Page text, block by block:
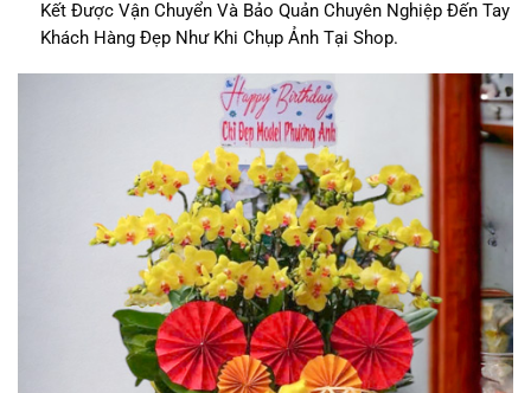
Kết Được Vận Chuyển Và Bảo Quản Chuyên Nghiệp Đến Tay
Khách Hàng Đẹp Như Khi Chụp Ảnh Tại Shop.